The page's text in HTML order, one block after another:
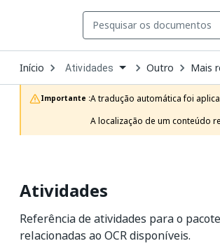
Início Open
Dropdown
to
choose
product
Atividades Outro Mais
Importante :A tradução automática foi
A localização de um conteúdo
Atividades
Referência de atividades para o
relacionadas ao OCR disponíveis.